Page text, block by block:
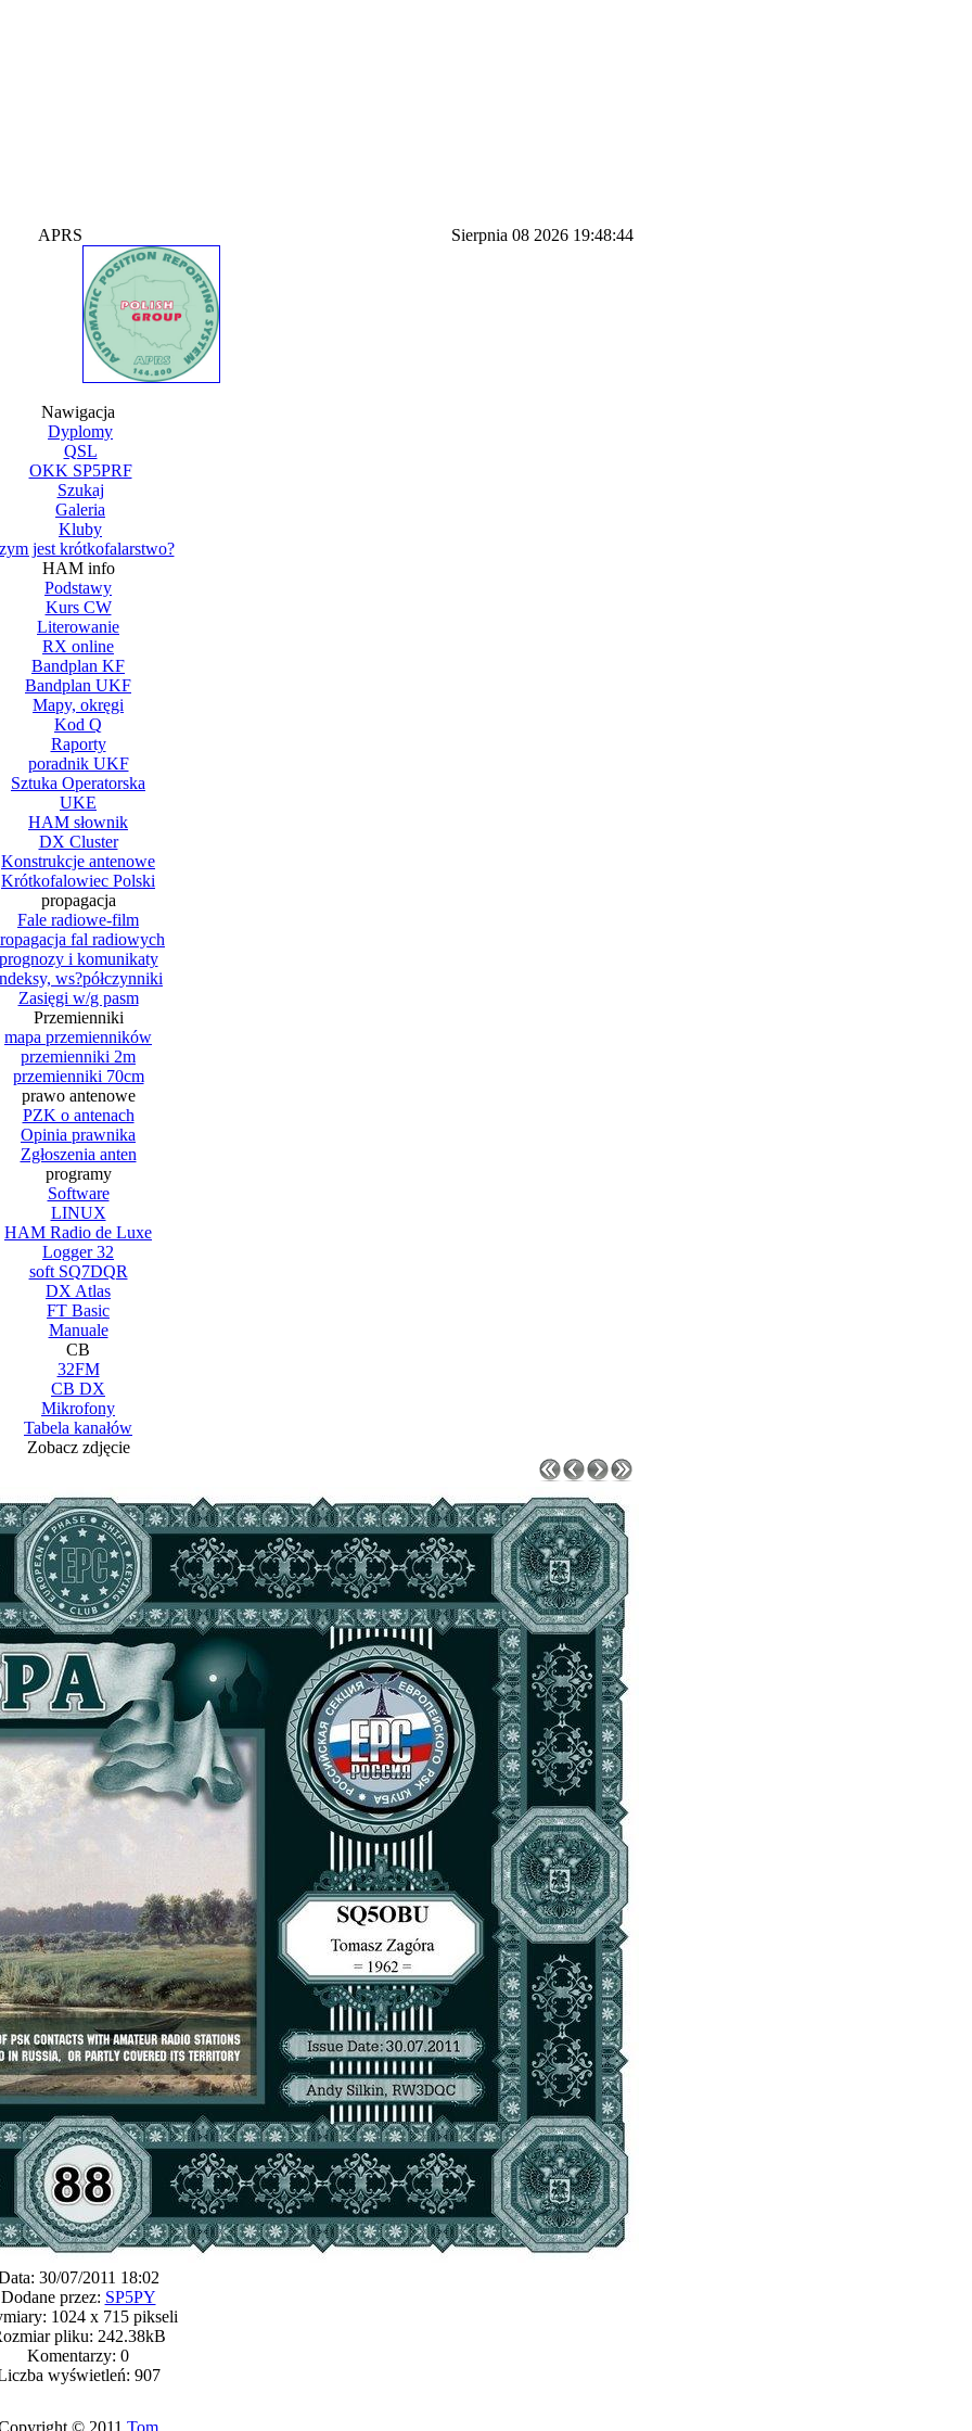
Sierpnia 08 2026 19:48:44
APRS
Nawigacja
Dyplomy
QSL
OKK SP5PRF
Szukaj
Galeria
Kluby
jest krótkofalarstwo?
HAM info
Podstawy
Kurs CW
Literowanie
RX online
Bandplan KF
Bandplan UKF
Mapy, okręgi
Kod Q
Raporty
poradnik UKF
Sztuka Operatorska
UKE
HAM słownik
DX Cluster
Konstrukcje antenowe
Krótkofalowiec Polski
propagacja
Fale radiowe-film
fal radiowych
i komunikaty
ws?półczynniki
Zasięgi w/g pasm
Przemienniki
mapa przemienników
przemienniki 2m
przemienniki 70cm
prawo antenowe
PZK o antenach
Opinia prawnika
Zgłoszenia anten
programy
Software
LINUX
HAM Radio de Luxe
Logger 32
soft SQ7DQR
DX Atlas
FT Basic
Manuale
CB
32FM
CB DX
Mikrofony
Tabela kanałów
Zobacz zdjęcie
30/07/2011 18:02
Dodane przez: SP5PY
1024 x 715 pikseli
pliku: 242.38kB
Komentarzy: 0
wyświetleń: 907
© 2011 Tom